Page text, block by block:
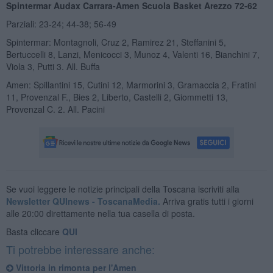
Spintermar Audax Carrara-Amen Scuola Basket Arezzo 72-62
Parziali: 23-24; 44-38; 56-49
Spintermar: Montagnoli, Cruz 2, Ramirez 21, Steffanini 5,
Bertuccelli 8, Lanzi, Menicocci 3, Munoz 4, Valenti 16, Bianchini 7,
Viola 3, Putti 3. All. Buffa
Amen: Spillantini 15, Cutini 12, Marmorini 3, Gramaccia 2, Fratini
11, Provenzal F., Bies 2, Liberto, Castelli 2, Giommetti 13,
Provenzal C. 2. All. Pacini
Se vuoi leggere le notizie principali della Toscana iscriviti alla
Newsletter QUInews - ToscanaMedia. Arriva gratis tutti i giorni
alle 20:00 direttamente nella tua casella di posta.
Basta cliccare QUI
Ti potrebbe interessare anche:
Vittoria in rimonta per l'Amen